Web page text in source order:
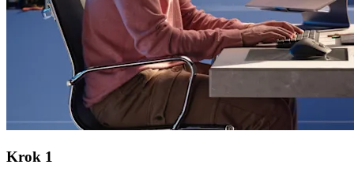
Krok 1